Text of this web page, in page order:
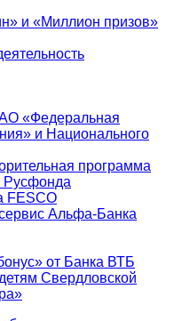
и «Миллион призов»
«Федеральная
и Национального
программа
Русфонда
FESCO
Альфа-Банка
от Банка ВТБ
Свердловской